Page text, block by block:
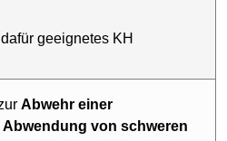
geeignetes KH
Abwehr einer
Abwendung von schweren